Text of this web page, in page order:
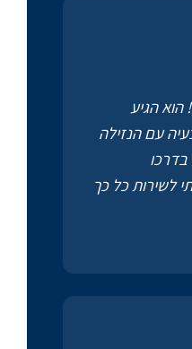
הגיע
עם הנזילה
לשירות כל כך